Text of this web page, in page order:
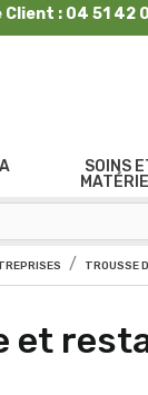
: 04 51 42
SOINS
TROUSSE
et